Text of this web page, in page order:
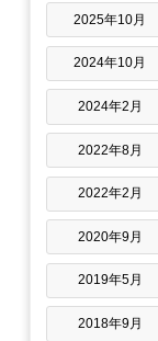
2025年10月
2024年10月
2024年2月
2022年8月
2022年2月
2020年9月
2019年5月
2018年9月